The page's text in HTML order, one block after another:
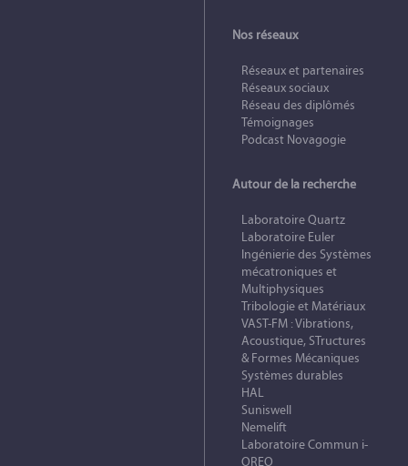
Nos réseaux
Réseaux et partenaires
Réseaux sociaux
Réseau des diplômés
Témoignages
Podcast Novagogie
Autour de la recherche
Laboratoire Quartz
Laboratoire Euler
Ingénierie des Systèmes
mécatroniques et
Multiphysiques
Tribologie et Matériaux
VAST-FM : Vibrations,
Acoustique, STructures
& Formes Mécaniques
Systèmes durables
HAL
Suniswell
Nemelift
Laboratoire Commun i-
OREO